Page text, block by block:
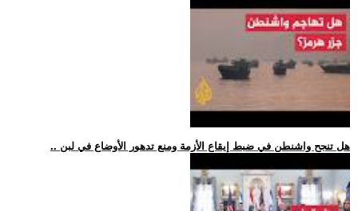
.. هل تنجح واشنطن في ضبط إيقاع الأزمة ومنع تدهور الأوضاع في لبن